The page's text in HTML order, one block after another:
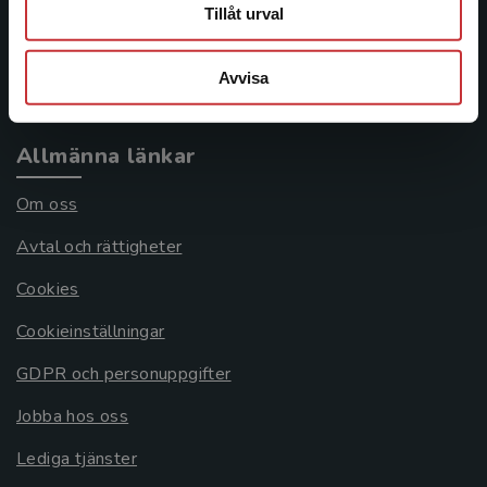
Tillåt urval
Avvisa
Köpvillkor
Allmänna länkar
Om oss
Avtal och rättigheter
Cookies
Cookieinställningar
GDPR och personuppgifter
Jobba hos oss
Lediga tjänster